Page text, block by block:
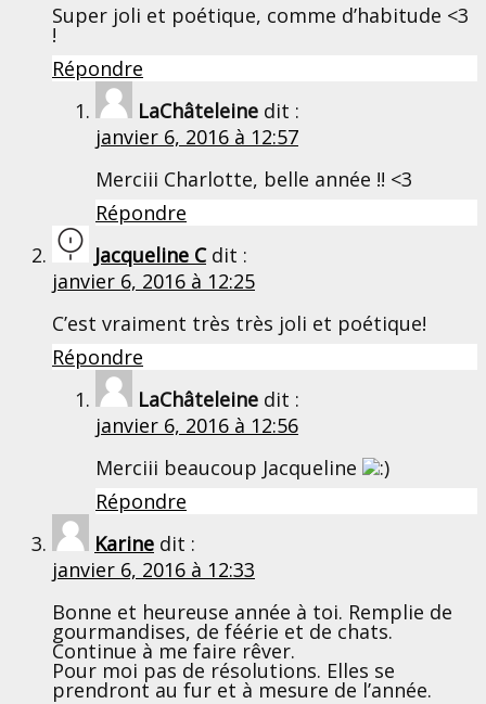
Super joli et poétique, comme d’habitude <3
!
Répondre
LaChâteleine dit :
janvier 6, 2016 à 12:57
Merciii Charlotte, belle année !! <3
Répondre
Jacqueline C dit :
janvier 6, 2016 à 12:25
C’est vraiment très très joli et poétique!
Répondre
LaChâteleine dit :
janvier 6, 2016 à 12:56
Merciii beaucoup Jacqueline
Répondre
Karine dit :
janvier 6, 2016 à 12:33
Bonne et heureuse année à toi. Remplie de
gourmandises, de féérie et de chats.
Continue à me faire rêver.
Pour moi pas de résolutions. Elles se
prendront au fur et à mesure de l’année.